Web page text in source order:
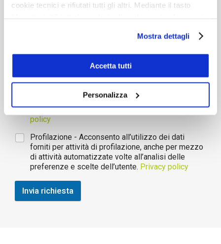
cookie tecnici e rifiutati tutti gli altri. Mediante il tasto
conoscere le caratteristiche dei vari cookie utilizzati si
invita a pendere visionecookie policy. In qualsiasi
momento è possibile modificare o revocare i consensi
prestati cliccando su “Personalizza” (anche dopo la tua
Mostra dettagli
Accetta tutti
Personalizza
per finalità di marketing diretto, quali la
promozione di prodotti, eventi e/o delle novità di
CromoCampust, anche mediante l’invio di
newsletter, nonché lo svolgimento di ricerche di
mercato e soddisfazione dell’utenza.Privacy
policy
Profilazione - Acconsento all’utilizzo dei dati
forniti per attività di profilazione, anche per mezzo
di attività automatizzate volte all’analisi delle
preferenze e scelte dell’utente. Privacy policy
Invia richiesta